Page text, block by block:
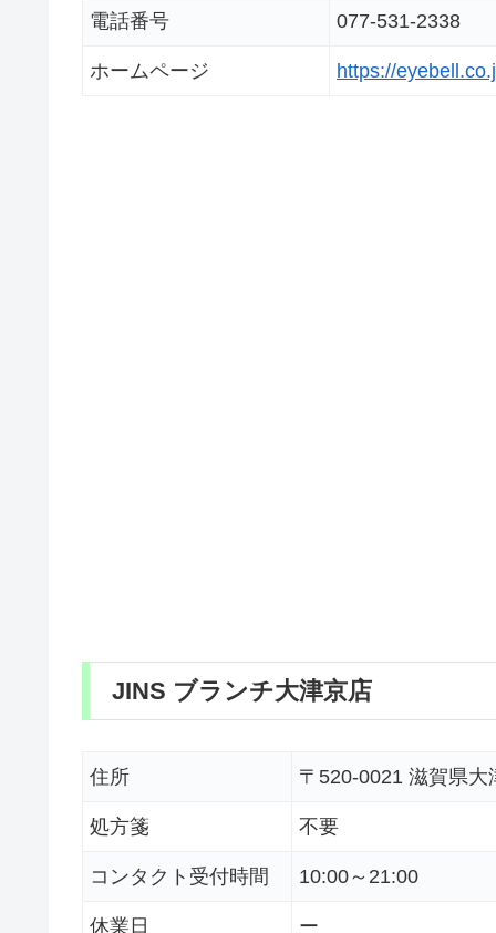
電話番号 077-531-2338
ホームページ https://
JINS ブランチ大津京店
住所 〒520-0021 滋賀県
処方箋 不要
コンタクト受付時間 10:00～21:00
休業日 ー